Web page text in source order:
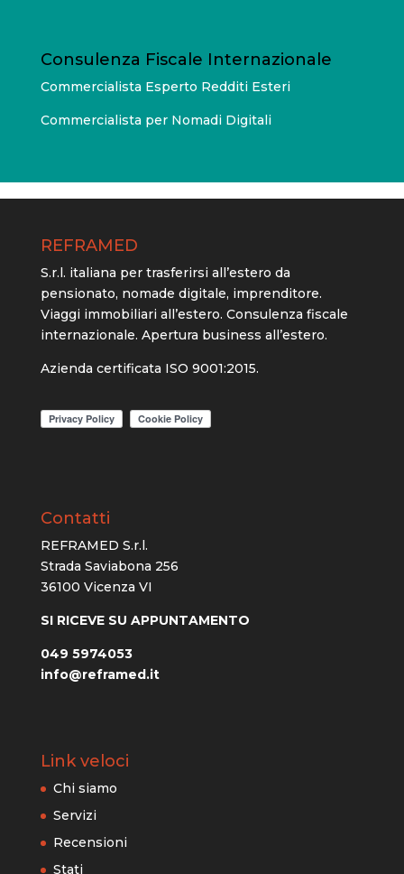
Consulenza Fiscale Internazionale
Commercialista Esperto Redditi Esteri
Commercialista per Nomadi Digitali
REFRAMED
S.r.l. italiana per trasferirsi all’estero da
pensionato, nomade digitale, imprenditore.
Viaggi immobiliari all’estero. Consulenza fiscale
internazionale. Apertura business all’estero.
Azienda certificata ISO 9001:2015.
Contatti
REFRAMED S.r.l.
Strada Saviabona 256
36100 Vicenza VI
SI RICEVE SU APPUNTAMENTO
049 5974053
info@reframed.it
Link veloci
Chi siamo
Servizi
Recensioni
Stati